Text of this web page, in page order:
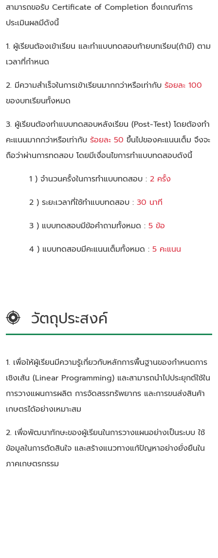
สามารถขอรับ Certificate of Completion ซึ่งเกณฑ์การ
ประเมินผลมีดังนี้
1. ผู้เรียนต้องเข้าเรียน และทำแบบทดสอบท้ายบทเรียน(ถ้ามี) ตาม
เวลาที่กำหนด
2. มีความสำเร็จในการเข้าเรียนมากกว่าหรือเท่ากับ ร้อยละ 100
ของบทเรียนทั้งหมด
3. ผู้เรียนต้องทำแบบทดสอบหลังเรียน (Post-Test) โดยต้องทำ
คะแนนมากกว่าหรือเท่ากับ ร้อยละ 50 ขึ้นไปของคะแนนเต็ม จึงจะ
ถือว่าผ่านการทดสอบ โดยมีเงื่อนไขการทำแบบทดสอบดังนี้
1 ) จำนวนครั้งในการทำแบบทดสอบ : 2 ครั้ง
2 ) ระยะเวลาที่ใช้ทำแบบทดสอบ : 30 นาที
3 ) แบบทดสอบมีข้อคำถามทั้งหมด : 5 ข้อ
4 ) แบบทดสอบมีคะแนนเต็มทั้งหมด : 5 คะแนน
วัตถุประสงค์
1. เพื่อให้ผู้เรียนมีความรู้เกี่ยวกับหลักการพื้นฐานของกำหนดการ
เชิงเส้น (Linear Programming) และสามารถนำไปประยุกต์ใช้ใน
การวางแผนการผลิต การจัดสรรทรัพยากร และการขนส่งสินค้า
เกษตรได้อย่างเหมาะสม
2. เพื่อพัฒนาทักษะของผู้เรียนในการวางแผนอย่างเป็นระบบ ใช้
ข้อมูลในการตัดสินใจ และสร้างแนวทางแก้ปัญหาอย่างยั่งยืนใน
ภาคเกษตรกรรม